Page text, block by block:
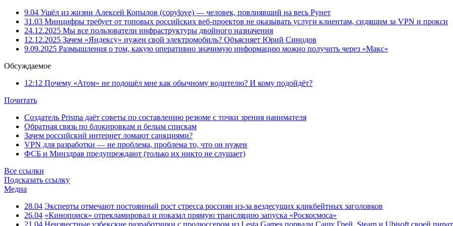
9.04 Ушёл из жизни Алексей Копылов (copylove) — человек, повлиявший на весь Рунет
31.03 Минцифры требует от топовых российских веб-проектов не оказывать услуги клиентам, сидящим за VPN и прокси
24.12.2025 Мы все пользователи инфраструктуры двойного назначения
12.12.2025 Зачем «Яндексу» нужен свой электромобиль? Объясняет Юрий Синодов
9.09.2025 Размышления о том, какую оперативно значимую информацию можно получить через «Макс»
Обсуждаемое
12:12 Почему «Атом» не подошёл мне как обычному водителю? И кому подойдёт?
Почитать
Создатель Prisma даёт советы по составлению резюме с точки зрения нанимателя
Обратная связь по блокировкам и белым спискам
Зачем российский интернет ломают санкциями?
VPN для разработки — не проблема, проблема то, что он нужен
ФСБ и Минздрав предупреждают (только их никто не слушает)
Все ссылки
Подсказать ссылку
Медиа
28.04 Эксперты отмечают постоянный рост стресса россиян из-за вездесущих кликбейтных заголовков
26.04 «Кинопоиск» отрекламировал и показал прямую трансляцию запуска «Роскосмоса»